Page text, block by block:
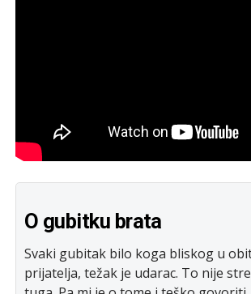
O gubitku brata
Svaki gubitak bilo koga bliskog u
prijatelja, težak je udarac. To nije